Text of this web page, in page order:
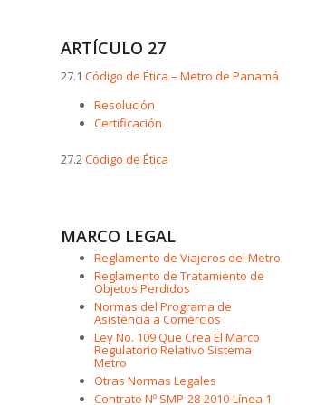
ARTÍCULO 27
27.1 Código de Ética – Metro de Panamá
Resolución
Certificación
27.2Código de Ética
MARCO LEGAL
Reglamento de Viajeros del Metro
Reglamento de Tratamiento de
Objetos Perdidos
Normas del Programa de
Asistencia a Comercios
Ley No. 109 Que Crea El Marco
Regulatorio Relativo Sistema
Metro
Otras Normas Legales
Contrato Nº SMP-28-2010-Línea 1